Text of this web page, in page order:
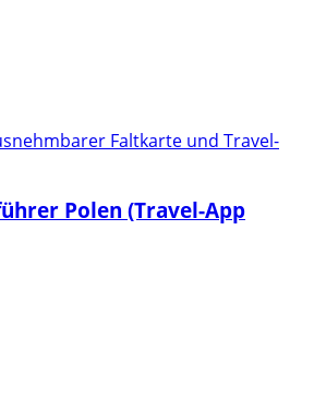
Faltkarte und Travel-
Polen (Travel-App